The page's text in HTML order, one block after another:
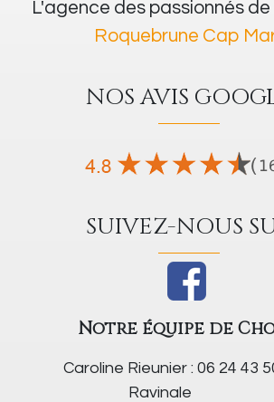
L'agence des passionnés de
Roquebrune Cap
NOS AVIS
SUIVEZ-NOUS
Notre équipe de
Caroline Rieunier : 06 24 43
Ravinale